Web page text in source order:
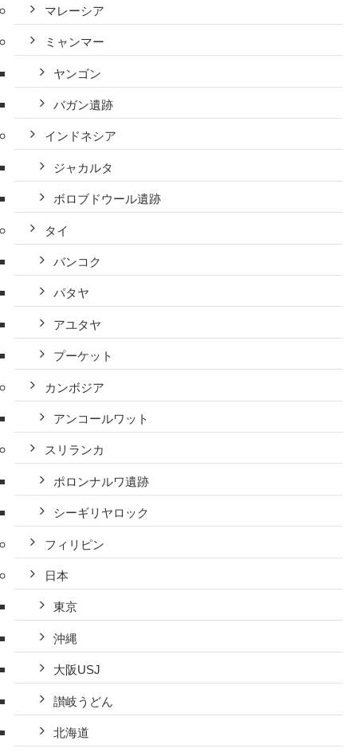
マレーシア
ミャンマー
ヤンゴン
バガン遺跡
インドネシア
ジャカルタ
ボロブドウール遺跡
タイ
バンコク
パタヤ
アユタヤ
プーケット
カンボジア
アンコールワット
スリランカ
ポロンナルワ遺跡
シーギリヤロック
フィリピン
日本
東京
沖縄
大阪USJ
讃岐うどん
北海道